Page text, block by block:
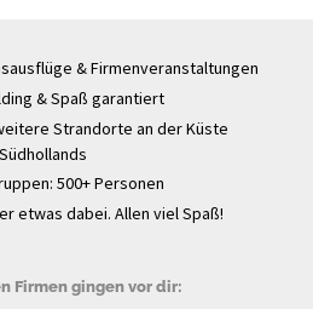
& Firmenveranstaltungen
& Spaß garantiert
Strandorte an der Küste
Südhollands
500+ Personen
etwas dabei. Allen viel Spaß!
Firmen gingen vor dir: